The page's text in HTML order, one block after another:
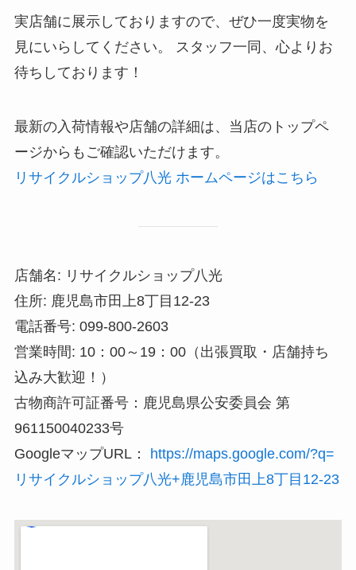
実店舗に展示しておりますので、ぜひ一度実物を
見にいらしてください。 スタッフ一同、心よりお
待ちしております！
最新の入荷情報や店舗の詳細は、当店のトップペ
ージからもご確認いただけます。
リサイクルショップ八光 ホームページはこちら
店舗名: リサイクルショップ八光
住所: 鹿児島市田上8丁目12-23
電話番号: 099-800-2603
営業時間: 10：00～19：00（出張買取・店舗持ち
込み大歓迎！）
古物商許可証番号：鹿児島県公安委員会 第
961150040233号
GoogleマップURL： https://maps.google.com/?q=
リサイクルショップ八光+鹿児島市田上8丁目12-23